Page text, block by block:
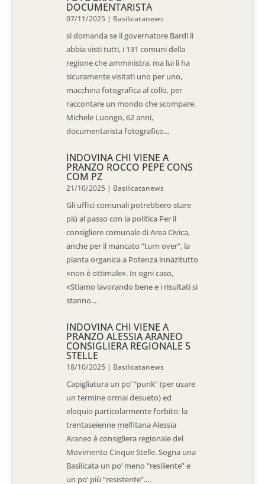
DOCUMENTARISTA
07/11/2025 | Basilicatanews
si domanda se il governatore Bardi li
abbia visti tutti, i 131 comuni della
regione che amministra, ma lui li ha
sicuramente visitati uno per uno,
macchina fotografica al collo, per
raccontare un mondo che scompare.
Michele Luongo, 62 anni,
documentarista fotografico...
INDOVINA CHI VIENE A
PRANZO ROCCO PEPE CONS
COM PZ
21/10/2025 | Basilicatanews
Gli uffici comunali potrebbero stare
più al passo con la politica Per il
consigliere comunale di Area Civica,
anche per il mancato “turn over”, la
pianta organica a Potenza innazitutto
«non è ottimale». In ogni caso,
«Stiamo lavorando bene e i risultati si
stanno...
INDOVINA CHI VIENE A
PRANZO ALESSIA ARANEO
CONSIGLIERA REGIONALE 5
STELLE
18/10/2025 | Basilicatanews
Capigliatura un po’ “punk” (per usare
un termine ormai desueto) ed
eloquio particolarmente forbito: la
trentaseienne melfitana Alessia
Araneo è consigliera regionale del
Movimento Cinque Stelle. Sogna una
Basilicata un po’ meno “resiliente” e
un po’ più “resistente”....